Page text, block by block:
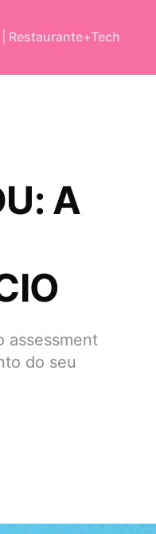
| Restaurante+Tech
A
assessment
do seu